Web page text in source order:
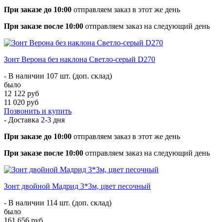
При заказе до 10:00 отправляем заказ в этот же день
При заказе после 10:00 отправляем заказ на следующий день
Зонт Верона без наклона Светло-серый D270
- В наличии 107 шт. (доп. склад)
было
12 122 руб
11 020 руб
Позвонить и купить
- Доставка 2-3 дня
При заказе до 10:00 отправляем заказ в этот же день
При заказе после 10:00 отправляем заказ на следующий день
Зонт двойной Мадрид 3*3м, цвет песочный
- В наличии 114 шт. (доп. склад)
было
161 656 руб